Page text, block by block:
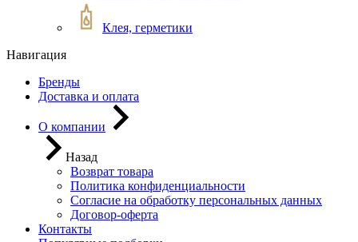
Клея, герметики
Навигация
Бренды
Доставка и оплата
О компании
Назад
Возврат товара
Политика конфиденциальности
Согласие на обработку персональных данных
Договор-оферта
Контакты